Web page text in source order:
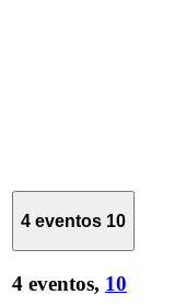
4 eventos 10
4 eventos, 10